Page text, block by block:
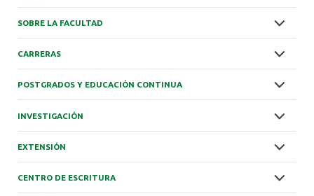
SOBRE LA FACULTAD
CARRERAS
POSTGRADOS Y EDUCACIÓN CONTINUA
INVESTIGACIÓN
EXTENSIÓN
CENTRO DE ESCRITURA